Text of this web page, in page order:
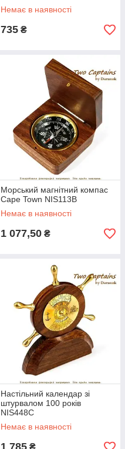
Немає в наявності
735 ₴
Морський магнітний компас
Cape Town NIS113B
Немає в наявності
1 077,50 ₴
Настільний календар зі
штурвалом 100 років
NIS448C
Немає в наявності
1 785 ₴